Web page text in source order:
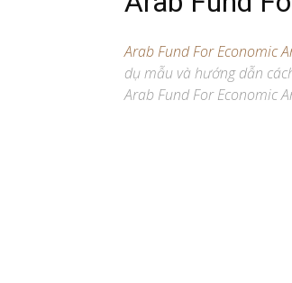
Arab Fund For Economic
dụ mẫu và hướng dẫn
Arab Fund For Economic